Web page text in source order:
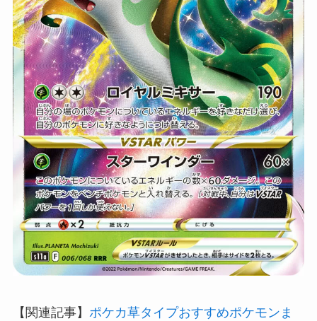
【関連記事】 ポケカ草タイプおすすめポケモンま